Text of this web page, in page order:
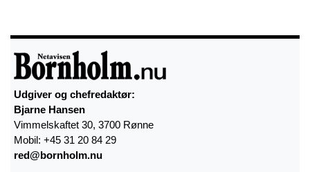
Udgiver og chefredaktør:
Bjarne Hansen
Vimmelskaftet 30, 3700 Rønne
Mobil: +45 31 20 84 29
red@bornholm.nu